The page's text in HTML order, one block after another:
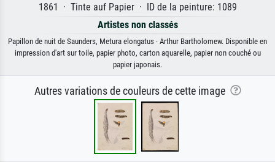
1861 · Tinte auf Papier · ID de la peinture: 1089
Artistes non classés
Papillon de nuit de Saunders, Metura elongatus · Arthur Bartholomew. Disponible en
impression d'art sur toile, papier photo, carton aquarelle, papier non couché ou
papier japonais.
Autres variations de couleurs de cette image